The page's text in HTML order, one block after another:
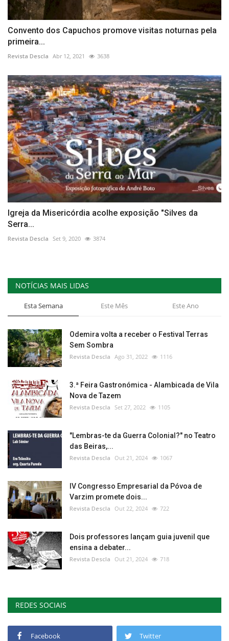
Convento dos Capuchos promove visitas noturnas pela
primeira...
Revista Descla Abr 12, 2021 3638
Igreja da Misericórdia acolhe exposição "Silves da
Serra...
Revista Descla Set 9, 2020 3874
NOTÍCIAS MAIS LIDAS
Esta Semana Este Mês Este Ano
Odemira volta a receber o Festival Terras
Sem Sombra
Revista Descla Ago 31, 2022 1116
3.ª Feira Gastronómica - Alambicada de Vila
Nova de Tazem
Revista Descla Set 27, 2022 1105
"Lembras-te da Guerra Colonial?" no Teatro
das Beiras,...
Revista Descla Out 21, 2024 1067
IV Congresso Empresarial da Póvoa de
Varzim promete dois...
Revista Descla Out 22, 2024 722
Dois professores lançam guia juvenil que
ensina a debater...
Revista Descla Out 21, 2024 718
REDES SOCIAIS
Facebook Twitter